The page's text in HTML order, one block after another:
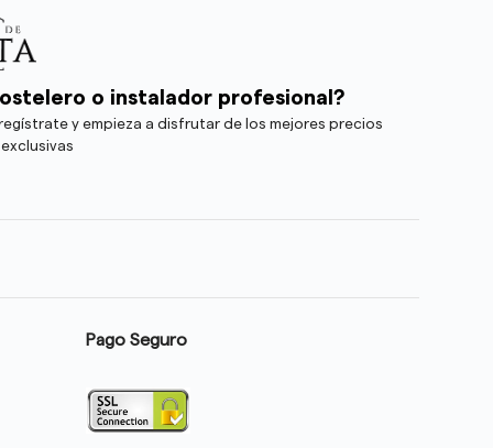
o instalador profesional?
y empieza a disfrutar de los mejores precios
Pago Seguro